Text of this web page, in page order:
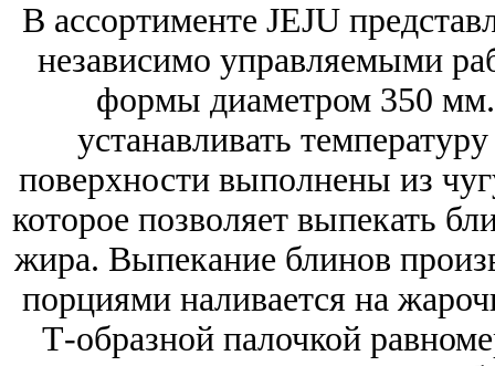
В ассортименте JEJU
независимо управляемыми
формы диаметром 350 мм.
устанавливать
поверхности выполнены из
которое позволяет выпекать
жира. Выпекание блинов
порциями наливается на
Т-образной палочкой